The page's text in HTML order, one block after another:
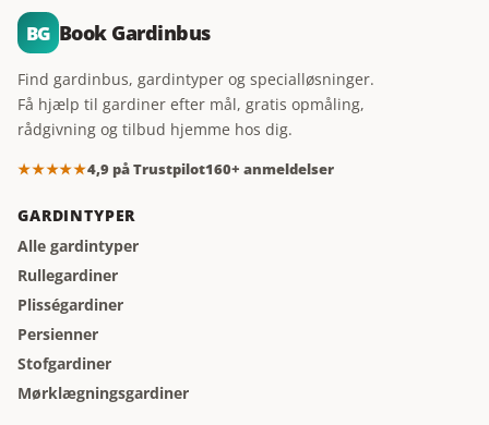
BG Book Gardinbus
Find gardinbus, gardintyper og specialløsninger.
Få hjælp til gardiner efter mål, gratis opmåling,
rådgivning og tilbud hjemme hos dig.
★★★★★4,9 på Trustpilot160+ anmeldelser
GARDINTYPER
Alle gardintyper
Rullegardiner
Plisségardiner
Persienner
Stofgardiner
Mørklægningsgardiner